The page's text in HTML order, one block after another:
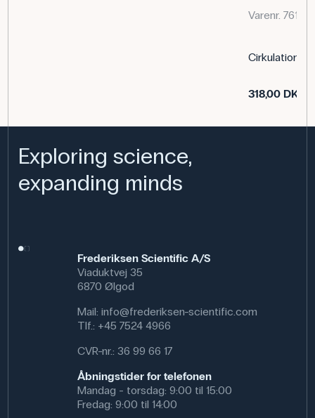
Varenr. 761410
Cirkulations
318,00 DKK
Exploring science,
expanding minds
Frederiksen Scientific A/S
Viaduktvej 35
6870 Ølgod
Mail: info@frederiksen-scientific.com
Tlf.: +45 7524 4966
CVR-nr.: 36 99 66 17
Åbningstider for telefonen
Mandag - torsdag: 9:00 til 15:00
Fredag: 9:00 til 14:00